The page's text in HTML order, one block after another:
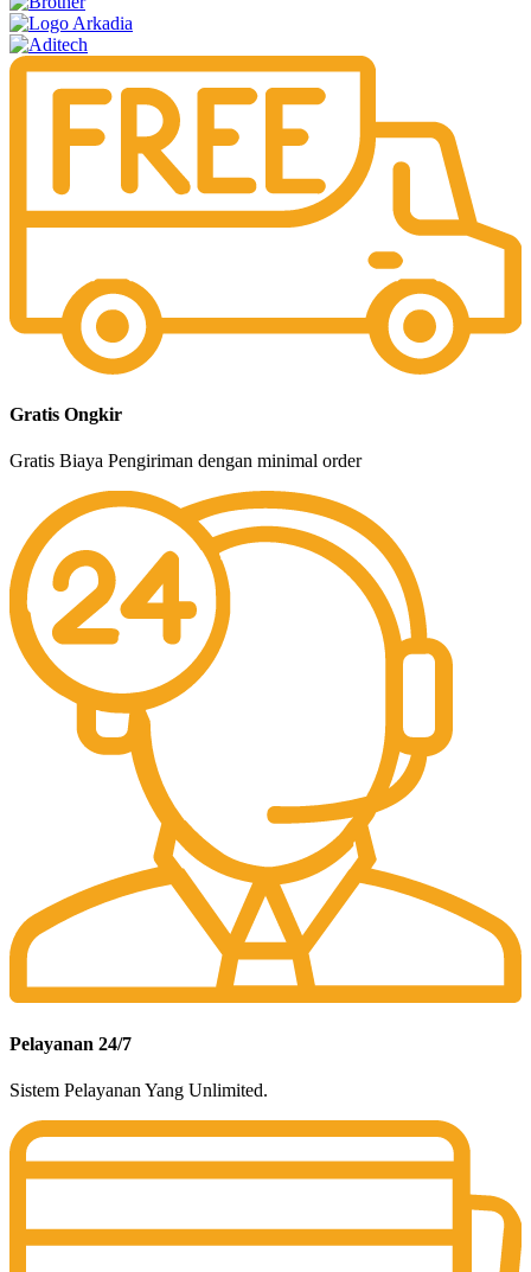
Gratis Ongkir
Gratis Biaya Pengiriman dengan minimal order
Pelayanan 24/7
Sistem Pelayanan Yang Unlimited.